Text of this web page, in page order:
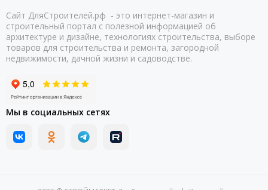
Сайт ДляСтроителей.рф - это интернет-магазин и
строительный портал с полезной информацией об
архитектуре и дизайне, технологиях строительства, выборе
товаров для строительства и ремонта, загородной
недвижимости, дачной жизни и садоводстве.
Мы в социальных сетях